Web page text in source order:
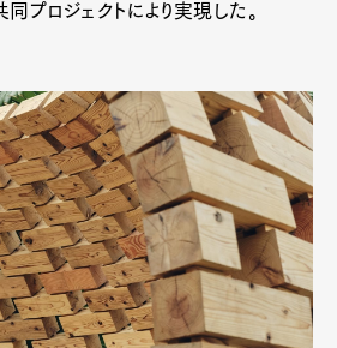
プロジェクトにより実現した。